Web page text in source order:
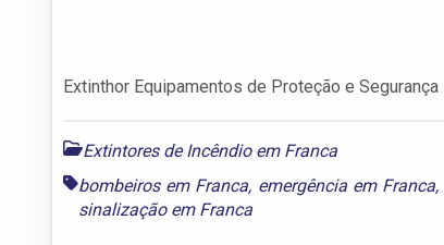
Extinthor Equipamentos de Proteção e Segurança
Extintores de Incêndio em Franca
bombeiros em Franca, emergência em Franca,
sinalização em Franca